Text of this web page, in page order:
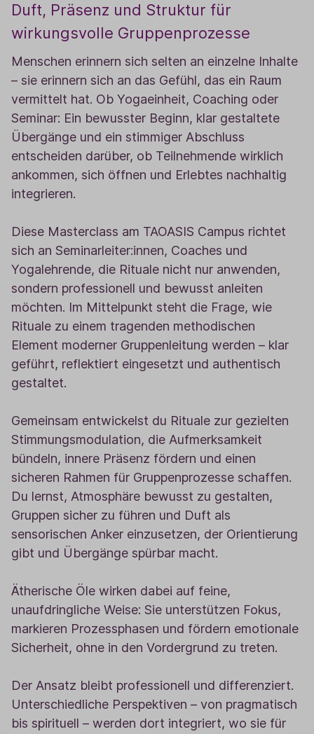
Duft, Präsenz und Struktur für
wirkungsvolle Gruppenprozesse
Menschen erinnern sich selten an einzelne Inhalte
– sie erinnern sich an das Gefühl, das ein Raum
vermittelt hat. Ob Yogaeinheit, Coaching oder
Seminar: Ein bewusster Beginn, klar gestaltete
Übergänge und ein stimmiger Abschluss
entscheiden darüber, ob Teilnehmende wirklich
ankommen, sich öffnen und Erlebtes nachhaltig
integrieren.
Diese Masterclass am TAOASIS Campus richtet
sich an Seminarleiter:innen, Coaches und
Yogalehrende, die Rituale nicht nur anwenden,
sondern professionell und bewusst anleiten
möchten. Im Mittelpunkt steht die Frage, wie
Rituale zu einem tragenden methodischen
Element moderner Gruppenleitung werden – klar
geführt, reflektiert eingesetzt und authentisch
gestaltet.
Gemeinsam entwickelst du Rituale zur gezielten
Stimmungsmodulation, die Aufmerksamkeit
bündeln, innere Präsenz fördern und einen
sicheren Rahmen für Gruppenprozesse schaffen.
Du lernst, Atmosphäre bewusst zu gestalten,
Gruppen sicher zu führen und Duft als
sensorischen Anker einzusetzen, der Orientierung
gibt und Übergänge spürbar macht.
Ätherische Öle wirken dabei auf feine,
unaufdringliche Weise: Sie unterstützen Fokus,
markieren Prozessphasen und fördern emotionale
Sicherheit, ohne in den Vordergrund zu treten.
Der Ansatz bleibt professionell und differenziert.
Unterschiedliche Perspektiven – von pragmatisch
bis spirituell – werden dort integriert, wo sie für